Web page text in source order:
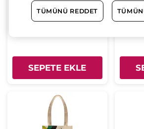
855.00 TL
SEPETE EKLE
TÜMÜNÜ REDDET